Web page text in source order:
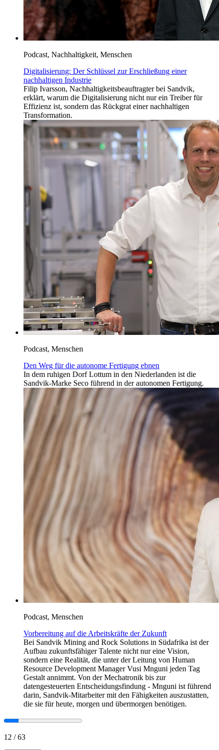
Podcast, Nachhaltigkeit, Menschen
Digitalisierung: Der Schlüssel zur Erschließung einer
nachhaltigen Industrie
Filip Ivarsson, Nachhaltigkeitsbeauftragter bei Sandvik,
erklärt, warum die Digitalisierung nicht nur ein Treiber für
Effizienz ist, sondern das Rückgrat einer nachhaltigen
Transformation.
Podcast, Menschen
Den Weg für die autonome Fertigung ebnen
In dem ruhigen Dorf Lottum in den Niederlanden ist die
Sandvik-Marke Seco führend in der autonomen Fertigung.
Podcast, Menschen
Vorbereitung auf die Arbeitskräfte der Zukunft
Bei Sandvik Mining and Rock Solutions in Südafrika ist der
Aufbau zukunftsfähiger Talente nicht nur eine Vision,
sondern eine Realität, die unter der Leitung von Human
Resource Development Manager Vusi Mnguni jeden Tag
Gestalt annimmt. Von der Mechatronik bis zur
datengesteuerten Entscheidungsfindung - Mnguni ist führend
darin, Sandvik-Mitarbeiter mit den Fähigkeiten auszustatten,
die sie für heute, morgen und übermorgen benötigen.
12 /63